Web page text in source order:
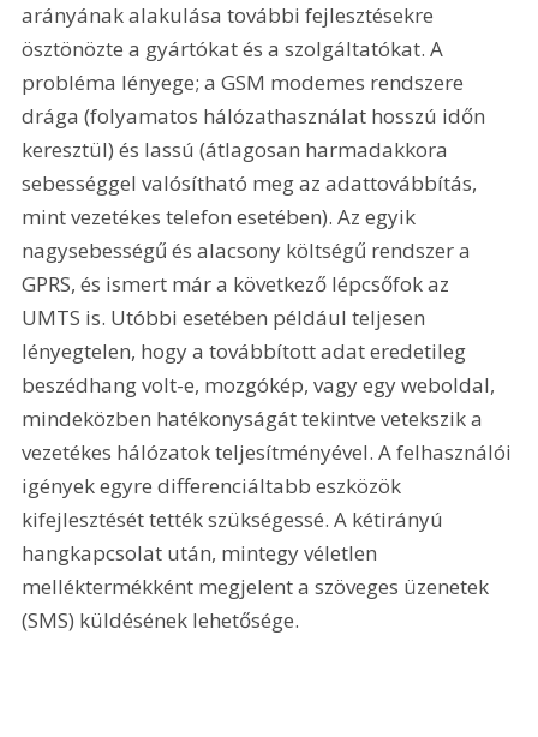
arányának alakulása további fejlesztésekre
ösztönözte a gyártókat és a szolgáltatókat. A
probléma lényege; a GSM modemes rendszere
drága (folyamatos hálózathasználat hosszú időn
keresztül) és lassú (átlagosan harmadakkora
sebességgel valósítható meg az adattovábbítás,
mint vezetékes telefon esetében). Az egyik
nagysebességű és alacsony költségű rendszer a
GPRS, és ismert már a következő lépcsőfok az
UMTS is. Utóbbi esetében például teljesen
lényegtelen, hogy a továbbított adat eredetileg
beszédhang volt-e, mozgókép, vagy egy weboldal,
mindeközben hatékonyságát tekintve vetekszik a
vezetékes hálózatok teljesítményével. A felhasználói
igények egyre differenciáltabb eszközök
kifejlesztését tették szükségessé. A kétirányú
hangkapcsolat után, mintegy véletlen
melléktermékként megjelent a szöveges üzenetek
(SMS) küldésének lehetősége.